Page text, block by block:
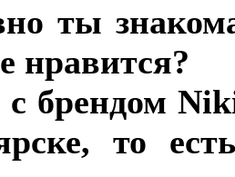
ты
нравится?
брендом
то